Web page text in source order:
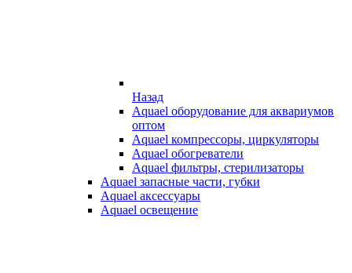
Назад
Aquael оборудование для аквариумов
оптом
Aquael компрессоры, циркуляторы
Aquael обогреватели
Aquael фильтры, стерилизаторы
Aquael запасные части, губки
Aquael аксессуары
Aquael освещение